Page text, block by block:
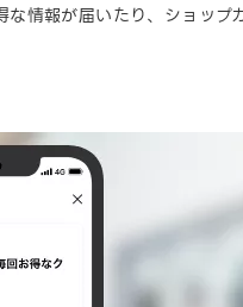
情報が届いたり、ショッ